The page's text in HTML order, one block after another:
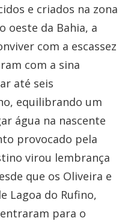
e criados na zona
oeste da Bahia, a
com a escassez
com a sina
até seis
equilibrando um
água na nascente
provocado pela
virou lembrança
que os Oliveira e
Lagoa do Rufino,
para o